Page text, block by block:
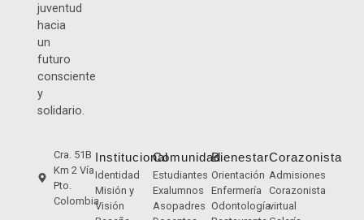
juventud
hacia
un
futuro
consciente
y
solidario.
Cra. 51B
Km 2 Vía
Pto.
Colombia
Institucional
Identidad
Misión y
Visión
Comunidad
Estudiantes
Exalumnos
Asopadres
Bienestar
Orientación
Enfermería
Odontología
Corazonista
Admisiones
Corazonista
virtual